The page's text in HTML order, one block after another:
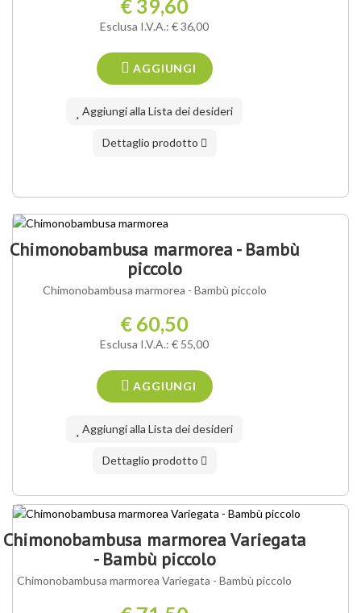
€ 39,60
Esclusa I.V.A.: € 36,00
AGGIUNGI
Aggiungi alla Lista dei desideri
Dettaglio prodotto
Chimonobambusa marmorea - Bambù
piccolo
Chimonobambusa marmorea - Bambù piccolo
€ 60,50
Esclusa I.V.A.: € 55,00
AGGIUNGI
Aggiungi alla Lista dei desideri
Dettaglio prodotto
Chimonobambusa marmorea Variegata
- Bambù piccolo
Chimonobambusa marmorea Variegata - Bambù piccolo